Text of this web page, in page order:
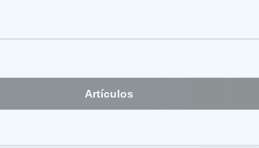
Artículos